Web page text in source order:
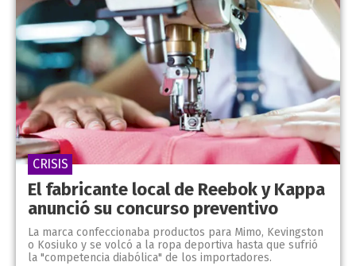
El fabricante local de Reebok y Kappa
anunció su concurso preventivo
La marca confeccionaba productos para Mimo, Kevingston
o Kosiuko y se volcó a la ropa deportiva hasta que sufrió
la "competencia diabólica" de los importadores.
CRISIS